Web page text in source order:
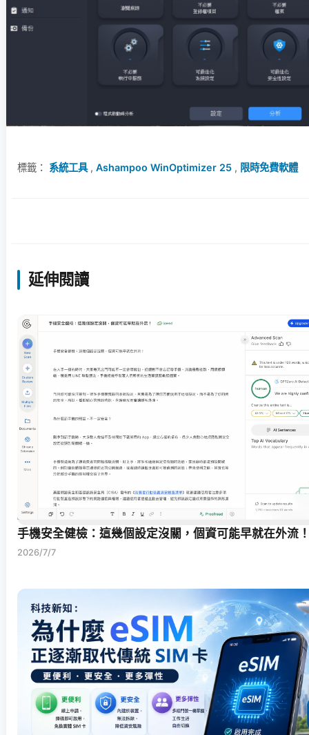
標籤： 系統工具, Ashampoo WinOptimizer 25 , 限時免費軟體
延伸閱讀
手機安全健檢：這幾個設定沒關，個資可能早就在外流
2026/7/7